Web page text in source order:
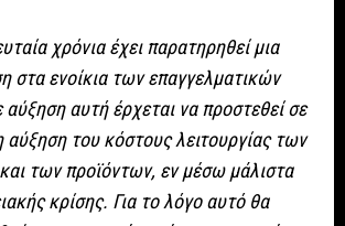
χρόνια έχει παρατηρηθεί μια
στα ενοίκια των επαγγελματικών
αυτή έρχεται να προστεθεί σε
αύξηση του κόστους λειτουργίας των
των προϊόντων, εν μέσω μάλιστα
κρίσης. Για το λόγο αυτό θα